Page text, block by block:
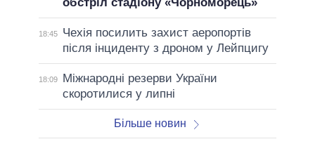
обстріл стадіону «Чорноморець»
18:45
Чехія посилить захист аеропортів
після інциденту з дроном у Лейпцигу
18:09
Міжнародні резерви України
скоротилися у липні
Більше новин